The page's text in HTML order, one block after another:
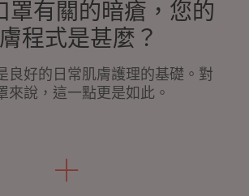
罩有關的暗瘡，您的
程式是甚麼？
良好的日常肌膚護理的基礎。對
來說，這一點更是如此。